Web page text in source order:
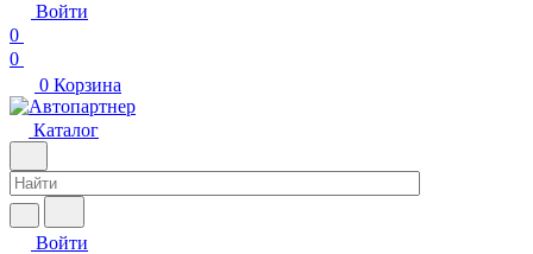
Войти
0
0
0 Корзина
Каталог
Войти